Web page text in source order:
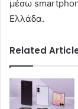
μέσω
Ελλάδα.
Related